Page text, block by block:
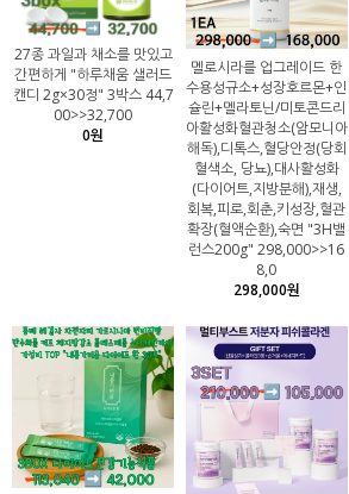
27종 과일과 채소를 맛있고
간편하게 "하루채움 샐러드
캔디 2g×30정" 3박스 44,7
00>>32,700
0원
멜로시라를 업그레이드 한
수용성규소+성장호르몬+인
슐린+멜라토닌/미토콘드리
아활성화혈관청소(암모니아
해독),디톡스,혈당안정(당회
혈색소, 당뇨),대사활성화
(다이어트,지방분해),재생,
회복,피로,회춘,키성장,혈관
확장(혈액순환),숙면 "3H밸
런스200g" 298,000>>16
8,0
298,000원